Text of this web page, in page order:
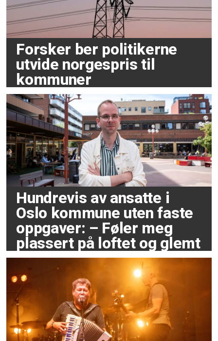
Forsker ber politikerne
utvide norgespris til
kommuner
Hundrevis av ansatte i
Oslo kommune uten faste
oppgaver: – Føler meg
plassert på loftet og glemt